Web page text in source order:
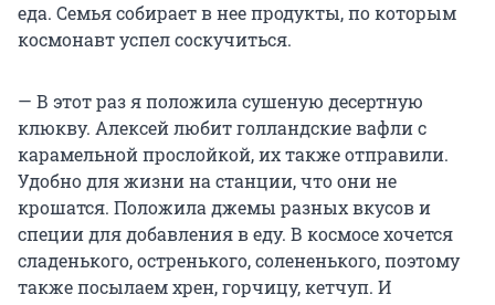
еда. Семья собирает в нее продукты, по которым
космонавт успел соскучиться.
— В этот раз я положила сушеную десертную
клюкву. Алексей любит голландские вафли с
карамельной прослойкой, их также отправили.
Удобно для жизни на станции, что они не
крошатся. Положила джемы разных вкусов и
специи для добавления в еду. В космосе хочется
сладенького, остренького, солененького, поэтому
также посылаем хрен, горчицу, кетчуп. И